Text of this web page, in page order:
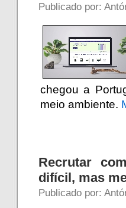
Publicado por:
chegou a
meio ambiente.
Recrutar
difícil, mas
Publicado por: